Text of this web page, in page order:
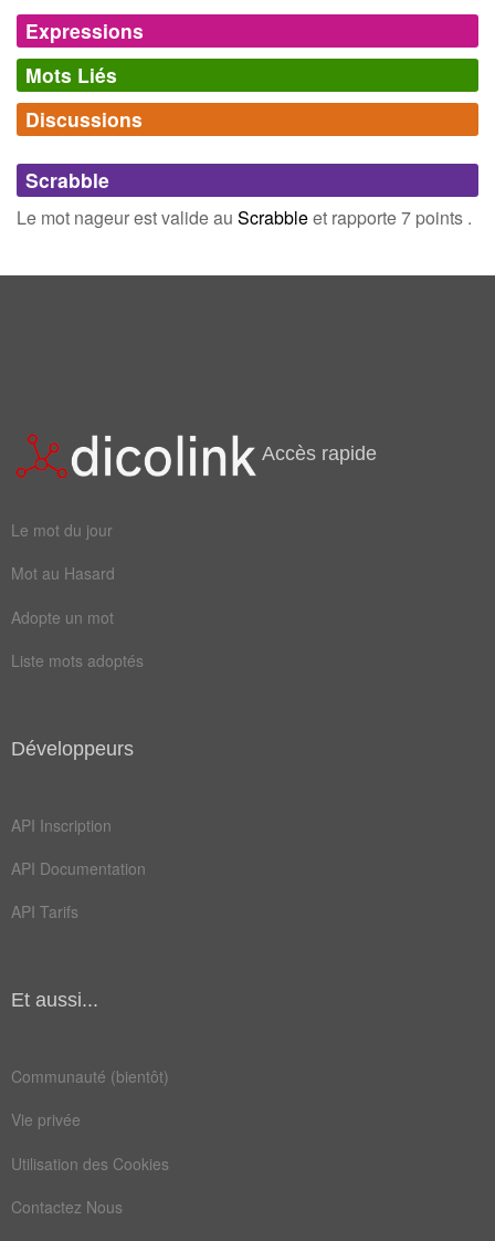
Expressions
Nageur de combathomme-grenouille.
Mots Liés
Synonymes(5)
Mots avec la même signification
poupée
rameur
crawleur
nage
nager
manchot
piscine
plongeur
Discussions
Connectez-vous inscrivez-vous
Scrabble
Le mot nageur est valide au Scrabbleet rapporte 7 points .
Accès rapide
Le mot du jour
Mot au Hasard
Adopte un mot
Liste mots adoptés
Développeurs
API Inscription
API Documentation
API Tarifs
Et aussi...
Communauté (bientôt)
Vie privée
Utilisation des Cookies
Contactez Nous